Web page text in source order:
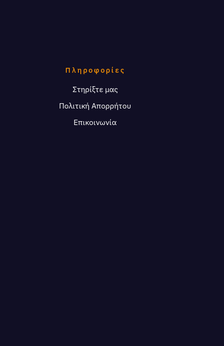
Πληροφορίες
Στηρίξτε μας
Πολιτική Απορρήτου
Επικοινωνία